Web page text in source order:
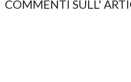
COMMENTI SULL'